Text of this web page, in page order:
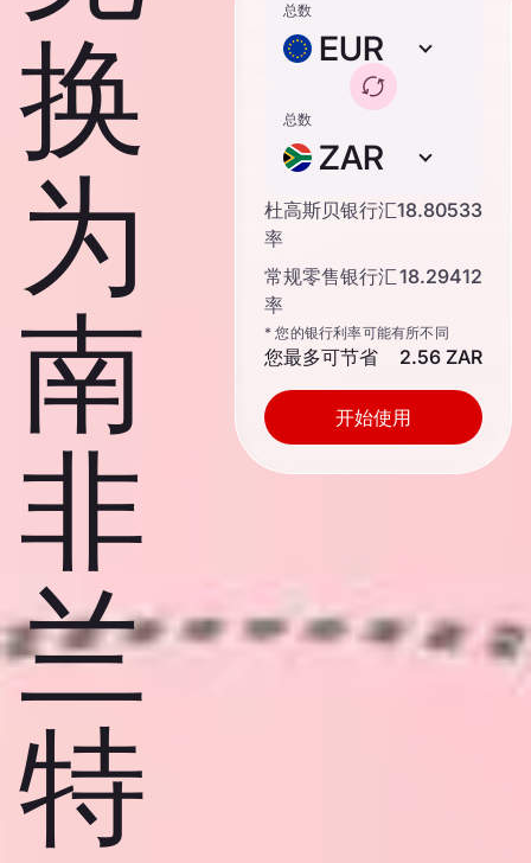
换
为
南
非
兰
特
总数
EUR
总数
ZAR
杜高斯贝银行汇
率
18.80533
常规零售银行汇
率
18.29412
* 您的银行利率可能有所不同
您最多可节省 2.56 ZAR
开始使用